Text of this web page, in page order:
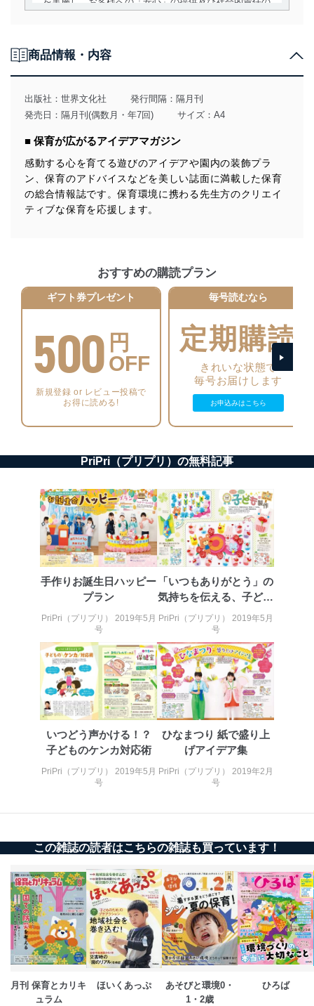
用目的を明確にし、本人の同意を得たうえで利用目的の
達成に必要な範囲内で適法かつ公正な手段によって取
得・利用・提供を行います。また、当社が保有している
個人情報は、同意を得ずに目的外利用、第三者への提
供・開示は行いません。当社においてはこれらの取り組
みを確実にするため、従業者等の教育を徹底してまいり
ます。また、目的外利用を行わないために、適切な管理
措置を講じます。
法令遵守
個人情報の安全管理措置
に、下記セキュリティ対策をはじめとする安全対策を実
施し、個人情報の漏えい、滅失またはき損の防止及び是
正に努めます。
アクセス制御
個人データを取り扱うことのできる機器及び当該
機器を取り扱う従業者を明確化し、 個人データへ
の不要なアクセスを防止しています。
機器に標準装備されているユーザー制御機能（ユ
ーザーアカウント制御）により、個人情報データ
者を識別・認証しています。
外部からの不正アクセス等の防止
個人データを取り扱う機器等のオペレーティング
システムを最新の状態に保持しています。
個人データを取り扱う機器等にセキュリティ対策
ソフトウェア等を導入し、自動更新 機能等の活用
により、これを最新状態としています。
情報システムの使用に伴う漏洩等の防止
メール等により個人データの含まれるファイルを
送信する場合に、当該ファイルへのパスワードを
設定しています。
個人情報保護マネジメントシステムの継続的改善
当社は、内部監査及びマネジメントレビューの機会を通
じて、個人情報保護マネジメントシステムを継続的に改
善し、常に最良の状態を維持します。
苦情及び相談受付け窓口
貴殿の個人情報及び当社の個人情報保護マネジメントシ
株式会社富士山マガジンサービス 個人情報問い合わせ
TEL：0570-200-223
FAX：03-5459-7073
e-mail：cs@fujisan.co.jp
改訂：2025年2月20日
制定：2005年4月1日
株式会社富士山マガジンサービス
代表取締役会長 西野 伸一郎
個人情報の取扱いについて
商品情報・内容
出版社： 世界文化社
発行間隔：隔月刊
発売日：隔月刊(偶数月・年7回)
サイズ：A4
■ 保育が広がるアイデアマガジン
感動する心を育てる遊びのアイデアや園内の装飾プラ
ン、保育のアドバイスなどを美しい誌面に満載した保育
の総合情報誌です。保育環境に携わる先生方のクリエイ
ティブな保育を応援します。
おすすめの購読プラン
ギフト券プレゼント
500 円
OFF
新規登録 or レビュー投稿で
お得に読める!
毎号読むなら
定期購読
きれいな状態で
毎号お届けします
お申込みはこちら
PriPri（プリプリ）の無料記事
手作りお誕生日ハッピー
プラン
PriPri（プリプリ） 2019年5月
号
「いつもありがとう」の
気持ちを伝える、子ども
たちからの贈り物
PriPri（プリプリ） 2019年5月
号
いつどう声かける！？
子どものケンカ対応術
PriPri（プリプリ） 2019年5月
号
ひなまつり 紙で盛り上
げアイデア集
PriPri（プリプリ） 2019年2月
号
この雑誌の読者はこちらの雑誌も買っています！
月刊 保育とカリキ
ュラム
ほいくあっぷ
あそびと環境0・
1・2歳
ひろば